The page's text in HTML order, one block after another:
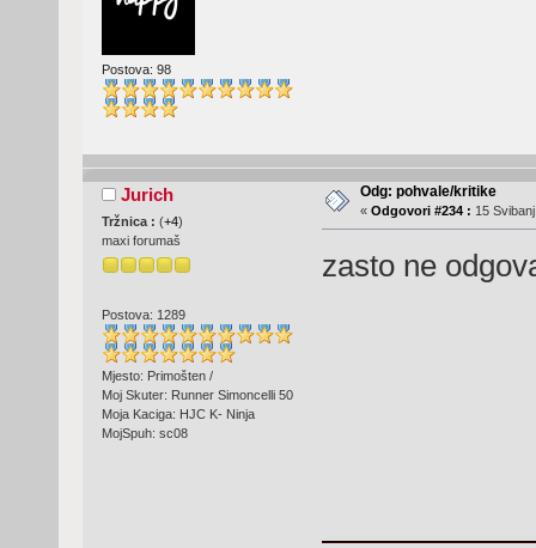
Postova: 98
Jurich
Tržnica : (+4)
maxi forumaš
Postova: 1289
Mjesto: Primošten /
Moj Skuter: Runner Simoncelli 50
Moja Kaciga: HJC K- Ninja
MojSpuh: sc08
Odg: pohvale/kritike
« Odgovori #234 : 15
zasto ne